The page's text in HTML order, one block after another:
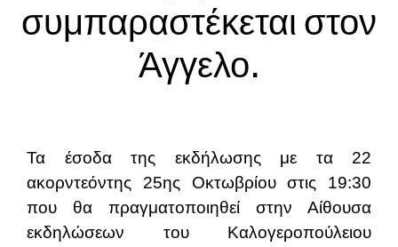
συμπαραστέκεται στον
Άγγελο.
Τα έσοδα της εκδήλωσης με τα 22
ακορντεόντης 25ης Οκτωβρίου στις 19:30
που θα πραγματοποιηθεί στην Αίθουσα
εκδηλώσεων του Καλογεροπούλειου